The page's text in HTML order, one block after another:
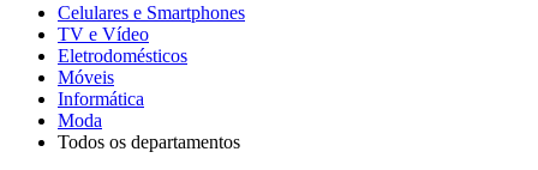
Celulares e Smartphones
TV e Vídeo
Eletrodomésticos
Móveis
Informática
Moda
Todos os departamentos